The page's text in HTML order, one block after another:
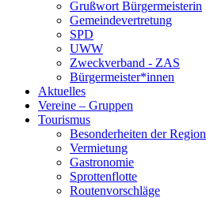
Grußwort Bürgermeisterin
Gemeindevertretung
SPD
UWW
Zweckverband - ZAS
Bürgermeister*innen
Aktuelles
Vereine – Gruppen
Tourismus
Besonderheiten der Region
Vermietung
Gastronomie
Sprottenflotte
Routenvorschläge